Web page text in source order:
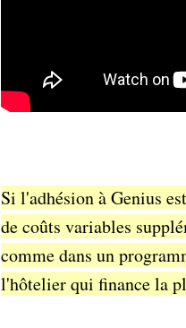
Si l'adhésion à Genius
de coûts variables
comme dans un
l'hôtelier qui finance la